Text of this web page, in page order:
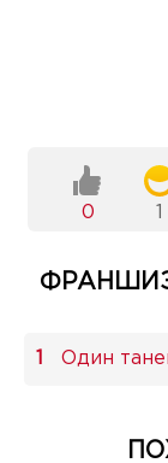
0
Один